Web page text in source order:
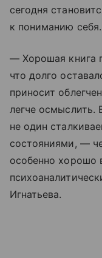
сегодня
к пониманию себя.
— Хорошая книга
что долго
приносит
легче
не один
состояниями, —
особенно хорошо
Игнатьева.